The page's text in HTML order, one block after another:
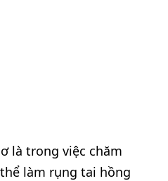
là trong việc chăm
làm rụng tai hồng